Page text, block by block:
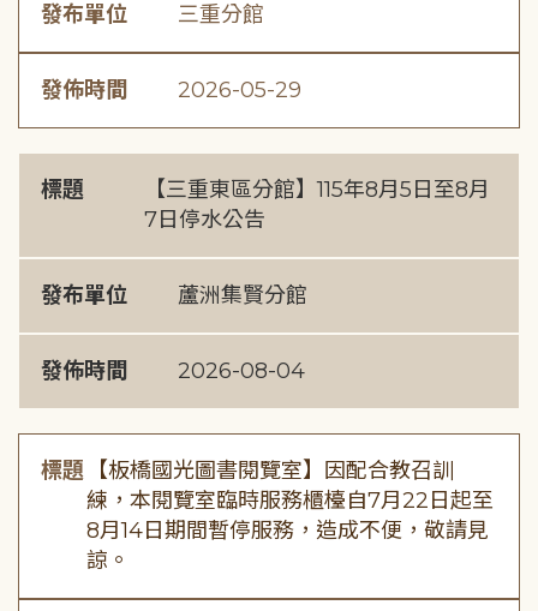
發布單位 三重分館
發佈時間 2026-05-29
標題
【三重東區分館】115年8月5日至8月
7日停水公告
發布單位 蘆洲集賢分館
發佈時間 2026-08-04
標題
【板橋國光圖書閱覽室】因配合教召訓
練，本閱覽室臨時服務櫃檯自7月22日起至
8月14日期間暫停服務，造成不便，敬請見
諒。